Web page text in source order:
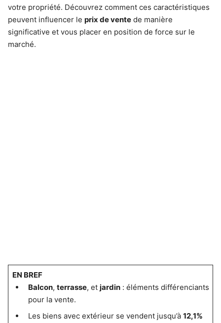
votre propriété. Découvrez comment ces caractéristiques
peuvent influencer le prix de vente de manière
significative et vous placer en position de force sur le
marché.
EN BREF
Balcon, terrasse, et jardin: éléments différenciants
pour la vente.
Les biens avec extérieur se vendent jusqu’à 12,1%